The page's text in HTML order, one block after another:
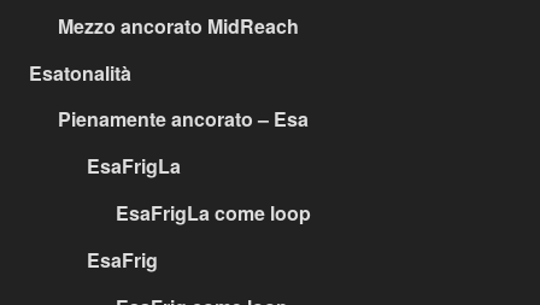
Mezzo ancorato MidReach
Esatonalità
Pienamente ancorato – Esa
EsaFrigLa
EsaFrigLa come loop
EsaFrig